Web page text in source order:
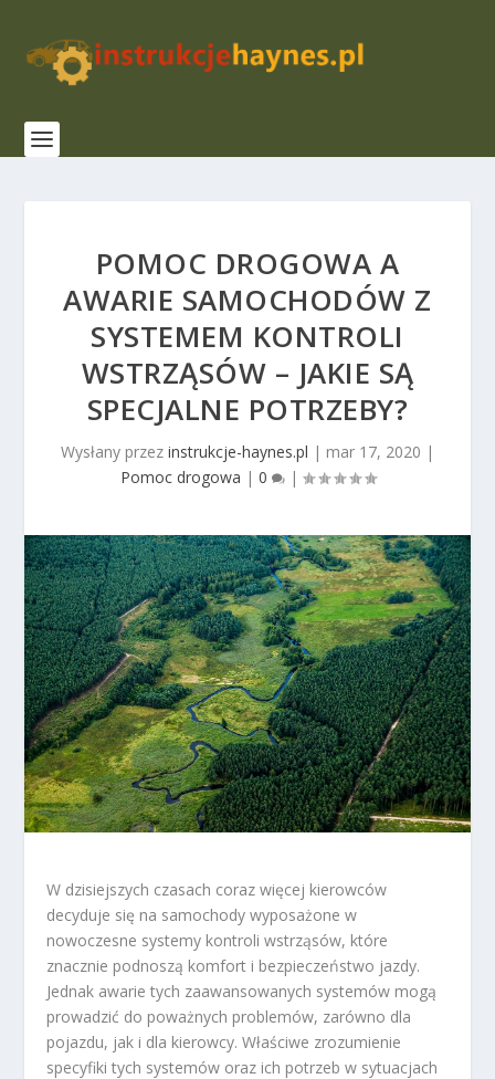
POMOC DROGOWA A
AWARIE SAMOCHODÓW Z
SYSTEMEM KONTROLI
WSTRZĄSÓW – JAKIE SĄ
SPECJALNE POTRZEBY?
Wysłany przez instrukcje-haynes.pl | mar 17, 2020 |
Pomoc drogowa | 0 |
W dzisiejszych czasach coraz więcej kierowców
decyduje się na samochody wyposażone w
nowoczesne systemy kontroli wstrząsów, które
znacznie podnoszą komfort i bezpieczeństwo jazdy.
Jednak awarie tych zaawansowanych systemów mogą
prowadzić do poważnych problemów, zarówno dla
pojazdu, jak i dla kierowcy. Właściwe zrozumienie
specyfiki tych systemów oraz ich potrzeb w sytuacjach